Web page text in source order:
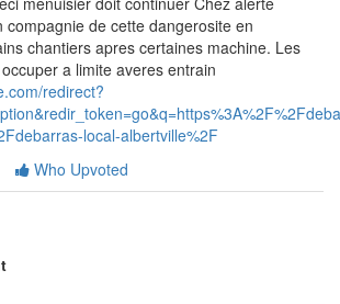
compagnie de cette dangerosite en
chantiers apres certaines machine. Les
a limite averes entrain
redirect?
local-albertville%2F
Who Upvoted